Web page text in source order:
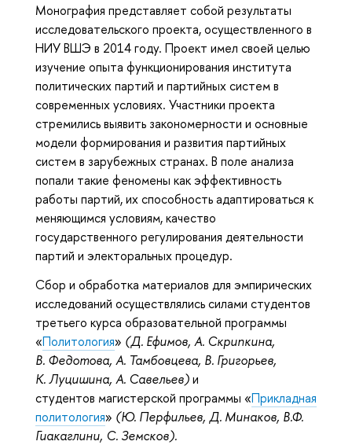
Монография представляет собой результаты
исследовательского проекта, осуществленного в
НИУ ВШЭ в 2014 году. Проект имел своей целью
изучение опыта функционирования института
политических партий и партийных систем в
современных условиях. Участники проекта
стремились выявить закономерности и основные
модели формирования и развития партийных
систем в зарубежных странах. В поле анализа
попали такие феномены как эффективность
работы партий, их способность адаптироваться к
меняющимся условиям, качество
государственного регулирования деятельности
партий и электоральных процедур.
Сбор и обработка материалов для эмпирических
исследований осуществлялись силами студентов
третьего курса образовательной программы
«Политология» (Д. Ефимов, А. Скрипкина,
В. Федотова, А. Тамбовцева, В. Григорьев,
К. Луцишина, А. Савельев)и
студентов магистерской программы «Прикладная
политология» (Ю. Перфильев, Д. Минаков, В.Ф.
Гиакаглини, С. Земсков).